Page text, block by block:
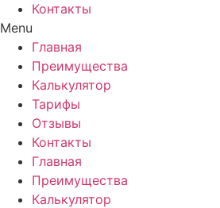
Контакты
Menu
Главная
Преимущества
Калькулятор
Тарифы
Отзывы
Контакты
Главная
Преимущества
Калькулятор